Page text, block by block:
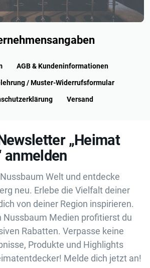
AGB & Kundeninformationen
/ Muster-Widerrufsformular
Versand
„Heimat
anmelden
Welt und entdecke
neu. Erlebe die Vielfalt deiner
von deiner Region inspirieren.
Nussbaum Medien profitierst du
Rabatten. Verpasse keine
Produkte und Highlights
Melde dich jetzt an!